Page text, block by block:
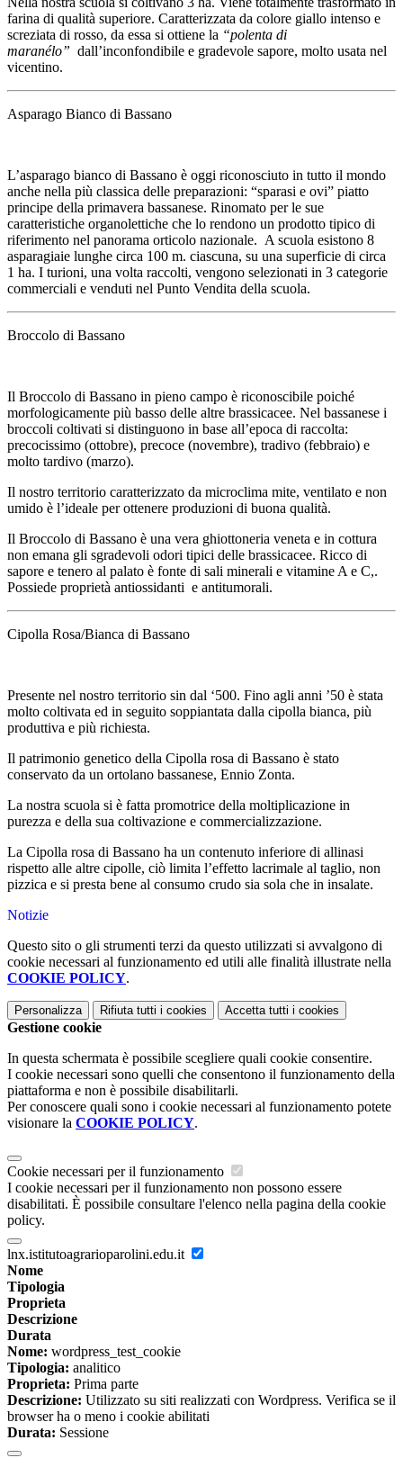
farina di qualità superiore. Caratterizzata da colore giallo intenso e
screziata di rosso, da essa si ottiene la “polenta di
maranélo” dall’inconfondibile e gradevole sapore, molto usata nel
vicentino.
Asparago Bianco di Bassano
L’asparago bianco di Bassano è oggi riconosciuto in tutto il mondo
anche nella più classica delle preparazioni: “sparasi e ovi” piatto
principe della primavera bassanese. Rinomato per le sue
caratteristiche organolettiche che lo rendono un prodotto tipico di
riferimento nel panorama orticolo nazionale. A scuola esistono 8
asparagiaie lunghe circa 100 m. ciascuna, su una superficie di circa
1 ha. I turioni, una volta raccolti, vengono selezionati in 3 categorie
commerciali e venduti nel Punto Vendita della scuola.
Broccolo di Bassano
Il Broccolo di Bassano in pieno campo è riconoscibile poiché
morfologicamente più basso delle altre brassicacee. Nel bassanese i
broccoli coltivati si distinguono in base all’epoca di raccolta:
precocissimo (ottobre), precoce (novembre), tradivo (febbraio) e
molto tardivo (marzo).
Il nostro territorio caratterizzato da microclima mite, ventilato e non
umido è l’ideale per ottenere produzioni di buona qualità.
Il Broccolo di Bassano è una vera ghiottoneria veneta e in cottura
non emana gli sgradevoli odori tipici delle brassicacee. Ricco di
sapore e tenero al palato è fonte di sali minerali e vitamine A e C,.
Possiede proprietà antiossidanti e antitumorali.
Cipolla Rosa/Bianca di Bassano
Presente nel nostro territorio sin dal ‘500. Fino agli anni ’50 è stata
molto coltivata ed in seguito soppiantata dalla cipolla bianca, più
produttiva e più richiesta.
Il patrimonio genetico della Cipolla rosa di Bassano è stato
conservato da un ortolano bassanese, Ennio Zonta.
La nostra scuola si è fatta promotrice della moltiplicazione in
purezza e della sua coltivazione e commercializzazione.
La Cipolla rosa di Bassano ha un contenuto inferiore di allinasi
rispetto alle altre cipolle, ciò limita l’effetto lacrimale al taglio, non
pizzica e si presta bene al consumo crudo sia sola che in insalate.
Notizie
Questo sito o gli strumenti terzi da questo utilizzati si avvalgono di
cookie necessari al funzionamento ed utili alle finalità illustrate nella
COOKIE POLICY.
Personalizza Rifiuta tutti i cookies Accetta tutti i cookies
Gestione cookie
In questa schermata è possibile scegliere quali cookie consentire.
I cookie necessari sono quelli che consentono il funzionamento della
piattaforma e non è possibile disabilitarli.
Per conoscere quali sono i cookie necessari al funzionamento potete
visionare la COOKIE POLICY.
Cookie necessari per il funzionamento
I cookie necessari per il funzionamento non possono essere
disabilitati. È possibile consultare l'elenco nella pagina della cookie
policy.
lnx.istitutoagrarioparolini.edu.it
Nome
Tipologia
Proprieta
Descrizione
Durata
Nome: wordpress_test_cookie
Tipologia: analitico
Proprieta: Prima parte
Descrizione: Utilizzato su siti realizzati con Wordpress. Verifica se il
browser ha o meno i cookie abilitati
Durata: Sessione